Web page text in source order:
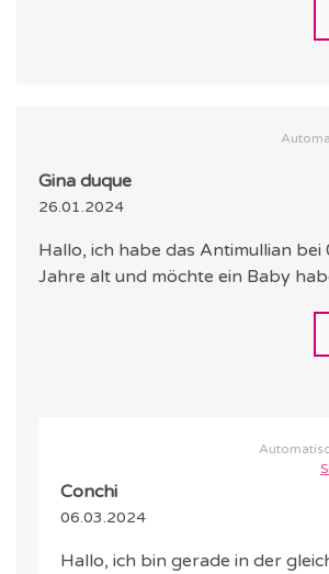
Gina duque
26.01.2024
Hallo, ich habe das Antimullian bei
Jahre alt und möchte ein Baby
Conchi
06.03.2024
Hallo, ich bin gerade in der